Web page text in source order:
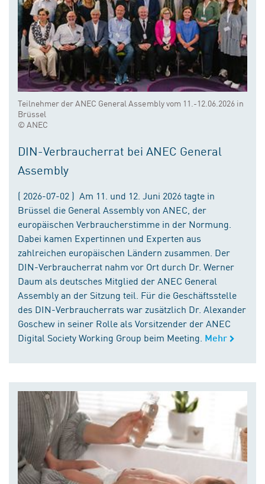
Teilnehmer der ANEC General Assembly vom 11.-12.06.2026 in
Brüssel
© ANEC
DIN-Verbraucherrat bei ANEC General
Assembly
( 2026-07-02 ) Am 11. und 12. Juni 2026 tagte in
Brüssel die General Assembly von ANEC, der
europäischen Verbraucherstimme in der Normung.
Dabei kamen Expertinnen und Experten aus
zahlreichen europäischen Ländern zusammen. Der
DIN-Verbraucherrat nahm vor Ort durch Dr. Werner
Daum als deutsches Mitglied der ANEC General
Assembly an der Sitzung teil. Für die Geschäftsstelle
des DIN-Verbraucherrats war zusätzlich Dr. Alexander
Goschew in seiner Rolle als Vorsitzender der ANEC
Digital Society Working Group beim Meeting. Mehr